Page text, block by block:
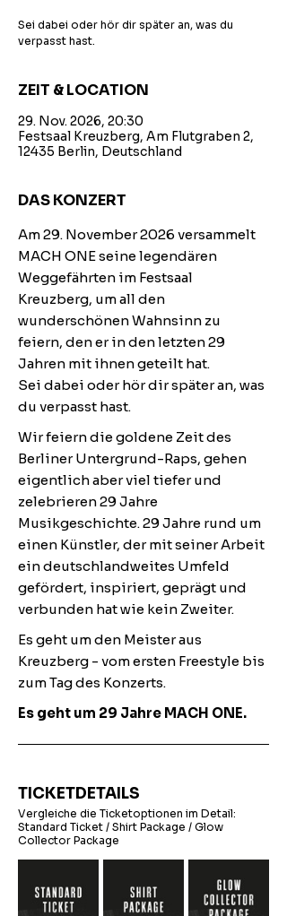
Sei dabei oder hör dir später an, was du
verpasst hast.
ZEIT & LOCATION
29. Nov. 2026, 20:30
Festsaal Kreuzberg, Am Flutgraben 2,
12435 Berlin, Deutschland
DAS KONZERT
Am 29. November 2026 versammelt
MACH ONE seine legendären
Weggefährten im Festsaal
Kreuzberg, um all den
wunderschönen Wahnsinn zu
feiern, den er in den letzten 29
Jahren mit ihnen geteilt hat.
Sei dabei oder hör dir später an, was
du verpasst hast.
Wir feiern die goldene Zeit des
Berliner Untergrund-Raps, gehen
eigentlich aber viel tiefer und
zelebrieren 29 Jahre
Musikgeschichte. 29 Jahre rund um
einen Künstler, der mit seiner Arbeit
ein deutschlandweites Umfeld
gefördert, inspiriert, geprägt und
verbunden hat wie kein Zweiter.
Es geht um den Meister aus
Kreuzberg - vom ersten Freestyle bis
zum Tag des Konzerts.
Es geht um 29 Jahre MACH ONE.
TICKETDETAILS
Vergleiche die Ticketoptionen im Detail:
Standard Ticket / Shirt Package / Glow
Collector Package